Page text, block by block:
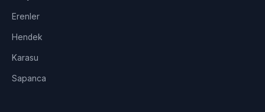
Erenler
Hendek
Karasu
Sapanca